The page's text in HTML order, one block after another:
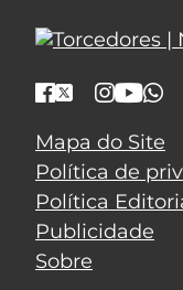
Mapa do Site
Política de
Política
Publicidade
Sobre